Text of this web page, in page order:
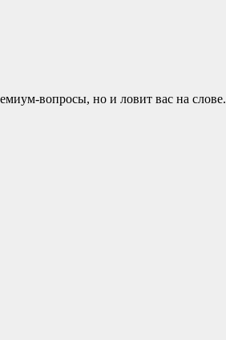
вопросы, но и ловит вас на слове.